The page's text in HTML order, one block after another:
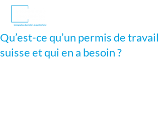
Qu’est-ce qu’un permis de travail
suisse et qui en a besoin ?